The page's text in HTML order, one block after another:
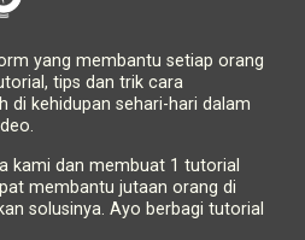
yang membantu setiap orang
tips dan trik cara
di kehidupan sehari-hari dalam
kami dan membuat 1 tutorial
membantu jutaan orang di
solusinya. Ayo berbagi tutorial